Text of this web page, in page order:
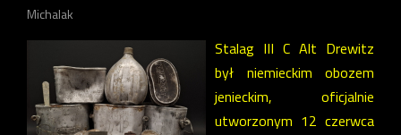
Michalak
Stalag III C Alt Drewitz
był niemieckim obozem
jenieckim, oficjalnie
utworzonym 12 czerwca